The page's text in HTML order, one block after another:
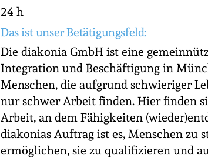
24 h
Das ist unser Betätigungsfeld:
Die diakonia GmbH ist eine
Integration und Beschäftigung in
Menschen, die aufgrund schwieriger
nur schwer Arbeit finden. Hier finden
Arbeit, an dem Fähigkeiten
diakonias Auftrag ist es, Menschen
ermöglichen, sie zu qualifizieren und